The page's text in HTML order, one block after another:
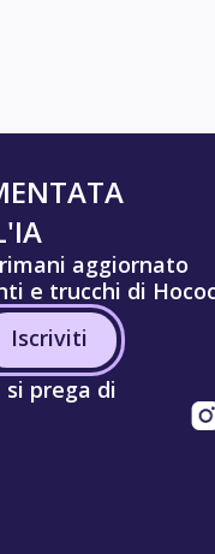
aggiornato
e trucchi di
Iscriviti
prega di